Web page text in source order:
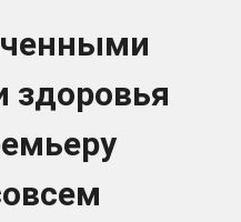
здоровья